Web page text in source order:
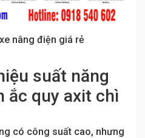
nâng điện giá rẻ
suất năng
ắc quy axit chì
có công suất cao, nhưng